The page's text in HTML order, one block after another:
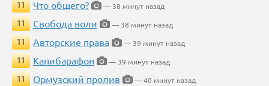
11
Что общего?
— 38 минут назад
11
Свобода воли
— 38 минут назад
11
Авторские права
— 39 минут назад
11
Капибарафон
— 39 минут назад
11
Ормузский пролив
— 40 минут назад